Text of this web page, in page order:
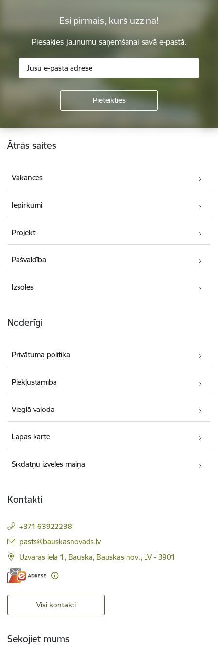
Esi pirmais, kurš uzzina!
Piesakies jaunumu saņemšanai savā e-pastā.
Kājene
Ātrās saites
Vakances
Iepirkumi
Projekti
Pašvaldība
Izsoles
Noderīgi
Privātuma politika
Piekļūstamība
Vieglā valoda
Lapas karte
Sīkdatņu izvēles maiņa
Kontakti
+371 63922238
E-pasts:
pasts@bauskasnovads.lv
Uzvaras iela 1, Bauska, Bauskas nov., LV - 3901
Visi kontakti
Sekojiet mums